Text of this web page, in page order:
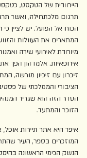
הייחודית של הטקסט,
תרגום מלכתחילה, ואשר
הכוח אל הפועל. יש לציין
המתארים את העוולות
מיוחדת לאירועי שירה
אירופאיות. אלמדהון הפך
זיכרון עם זיכיון מורשה,
הציבורי והממלכתי של
הסדר הזה הוא שגריר
הזוכר והמתעד.
איפר היא אתר תיירות אופל,
המוזכרים בספר, העיר
הנשק הכימי הראשונה